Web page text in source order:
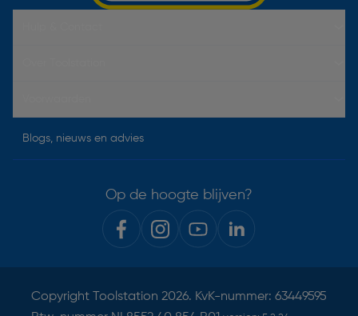
Blogs, nieuws en advies
Op de hoogte blijven?
Copyright Toolstation 2026. KvK-nummer: 63449595